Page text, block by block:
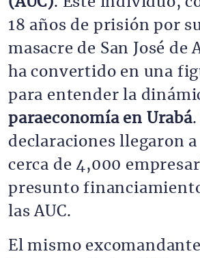
18 años de prisión por
masacre de San José de
ha convertido en una
para entender la
paraeconomía en Urabá.
declaraciones llegaron
cerca de 4,000
presunto
las AUC.
El mismo